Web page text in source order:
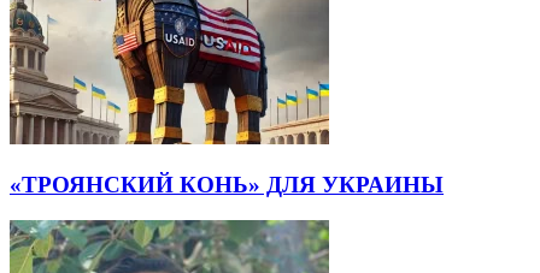
«ТРОЯНСКИЙ КОНЬ» ДЛЯ УКРАИНЫ